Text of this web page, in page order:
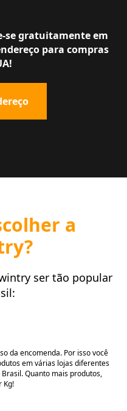
se gratuitamente em
para compras
a
ser tão popular
da encomenda. Por isso você
em várias lojas diferentes
Quanto mais produtos,
Kg!